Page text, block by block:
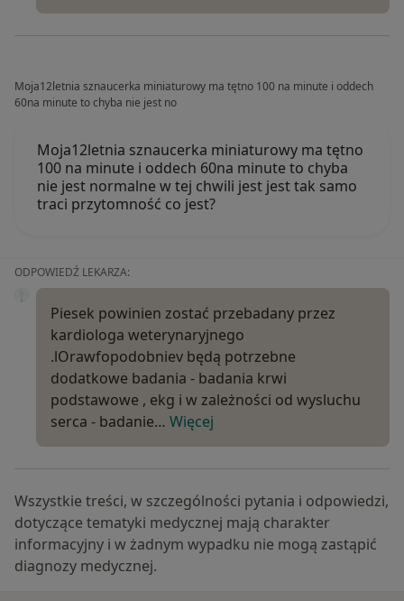
Moja12letnia sznaucerka miniaturowy ma tętno 100 na minute i oddech
60na minute to chyba nie jest no
Moja12letnia sznaucerka miniaturowy ma tętno
100 na minute i oddech 60na minute to chyba
nie jest normalne w tej chwili jest jest tak samo
traci przytomność co jest?
ODPOWIEDŹ LEKARZA:
Piesek powinien zostać przebadany przez
kardiologa weterynaryjnego
.lOrawfopodobniev będą potrzebne
dodatkowe badania - badania krwi
podstawowe , ekg i w zależności od wysluchu
serca - badanie… Więcej
Wszystkie treści, w szczególności pytania i odpowiedzi,
dotyczące tematyki medycznej mają charakter
informacyjny i w żadnym wypadku nie mogą zastąpić
diagnozy medycznej.